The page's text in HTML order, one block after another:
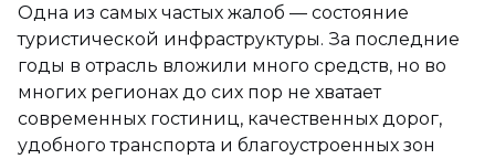
Одна из самых частых жалоб — состояние
туристической инфраструктуры. За последние
годы в отрасль вложили много средств, но во
многих регионах до сих пор не хватает
современных гостиниц, качественных дорог,
удобного транспорта и благоустроенных зон